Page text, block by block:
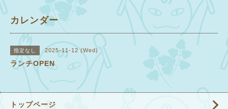
カレンダー
指定なし 2025-11-12 (Wed)
ランチOPEN
トップページ